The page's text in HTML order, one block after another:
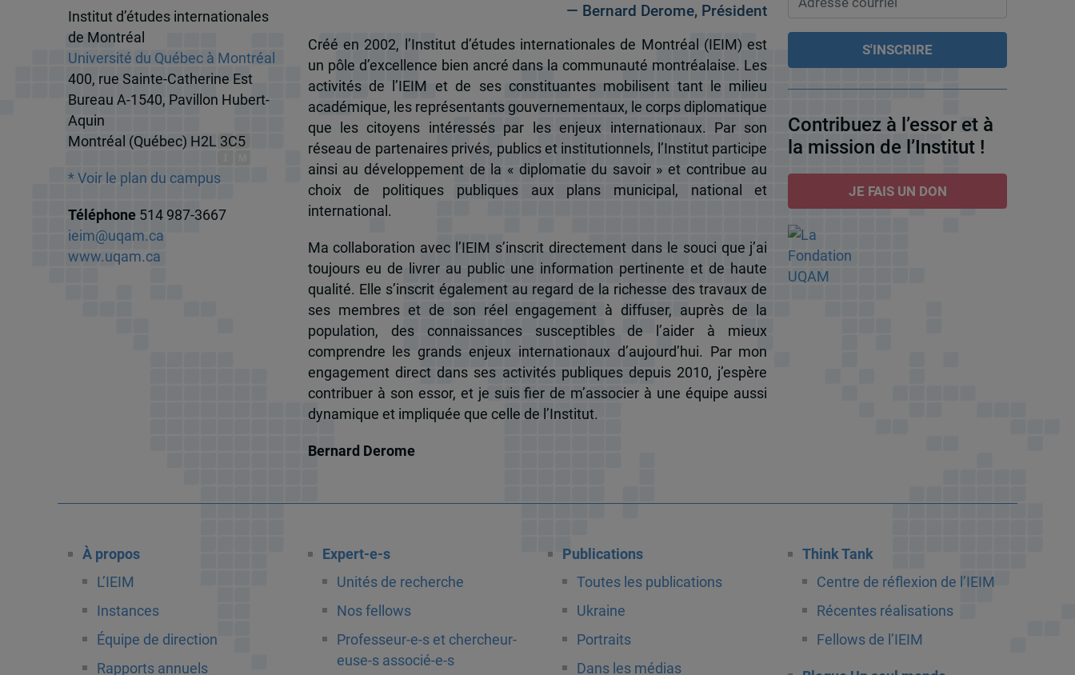
Institut d’études internationales
de Montréal
Université du Québec à Montréal
400, rue Sainte-Catherine Est
Bureau A-1540, Pavillon Hubert-
Aquin
Montréal (Québec) H2L 3C5
* Voir le plan du campus
Téléphone 514 987-3667
ieim@uqam.ca
www.uqam.ca
— Bernard Derome, Président
Créé en 2002, l’Institut d’études internationales de Montréal (IEIM) est
un pôle d’excellence bien ancré dans la communauté montréalaise. Les
activités de l’IEIM et de ses constituantes mobilisent tant le milieu
académique, les représentants gouvernementaux, le corps diplomatique
que les citoyens intéressés par les enjeux internationaux. Par son
réseau de partenaires privés, publics et institutionnels, l’Institut participe
ainsi au développement de la « diplomatie du savoir » et contribue au
choix de politiques publiques aux plans municipal, national et
international.
Ma collaboration avec l’IEIM s’inscrit directement dans le souci que j’ai
toujours eu de livrer au public une information pertinente et de haute
qualité. Elle s’inscrit également au regard de la richesse des travaux de
ses membres et de son réel engagement à diffuser, auprès de la
population, des connaissances susceptibles de l’aider à mieux
comprendre les grands enjeux internationaux d’aujourd’hui. Par mon
engagement direct dans ses activités publiques depuis 2010, j’espère
contribuer à son essor, et je suis fier de m’associer à une équipe aussi
dynamique et impliquée que celle de l’Institut.
Bernard Derome
Contribuez à l’essor et à
la mission de l’Institut !
JE FAIS UN DON
À propos
L’IEIM
Instances
Équipe de direction
Rapports annuels
Expert-e-s
Unités de recherche
Nos fellows
Professeur-e-s et chercheur-
euse-s associé-e-s
Publications
Toutes les publications
Ukraine
Portraits
Dans les médias
Think Tank
Centre de réflexion de l’IEIM
Récentes réalisations
Fellows de l’IEIM